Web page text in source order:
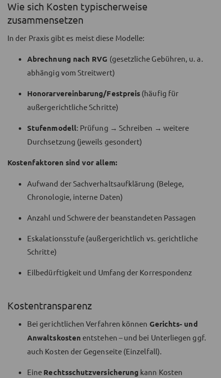
Wie sich Kosten typischerweise
zusammensetzen
In der Praxis gibt es meist diese Modelle:
Abrechnung nach RVG (gesetzliche Gebühren, u. a.
abhängig vom Streitwert)
Honorarvereinbarung/Festpreis (häufig für
außergerichtliche Schritte)
Stufenmodell: Prüfung → Schreiben → weitere
Durchsetzung (jeweils gesondert)
Kostenfaktoren sind vor allem:
Aufwand der Sachverhaltsaufklärung (Belege,
Chronologie, interne Daten)
Anzahl und Schwere der beanstandeten Passagen
Eskalationsstufe (außergerichtlich vs. gerichtliche
Schritte)
Eilbedürftigkeit und Umfang der Korrespondenz
Kostentransparenz
Bei gerichtlichen Verfahren können Gerichts- und
Anwaltskosten entstehen – und bei Unterliegen ggf.
auch Kosten der Gegenseite (Einzelfall).
Eine Rechtsschutzversicherung kann Kosten